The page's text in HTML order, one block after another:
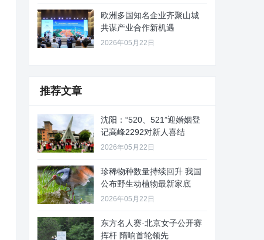
欧洲多国知名企业齐聚山城
共谋产业合作新机遇
2026年05月22日
推荐文章
沈阳：“520、521”迎婚姻登
记高峰2292对新人喜结
2026年05月22日
珍稀物种数量持续回升 我国
公布野生动植物最新家底
2026年05月22日
东方名人赛·北京女子公开赛
挥杆 隋响首轮领先